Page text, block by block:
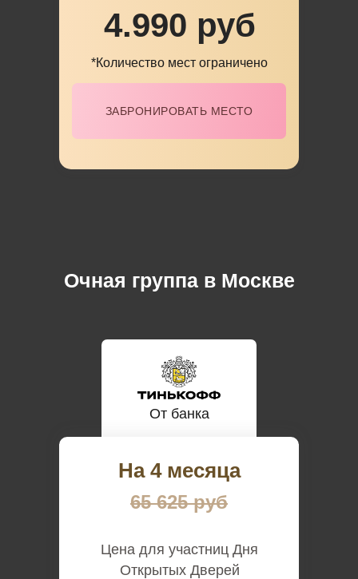
ЗАБРОНИРОВАТЬ МЕСТО
4.990 руб
*Количество мест ограничено
Очная группа в Москве
На 4 месяца
От банка
65 625 руб
Цена для участниц Дня
Открытых Дверей